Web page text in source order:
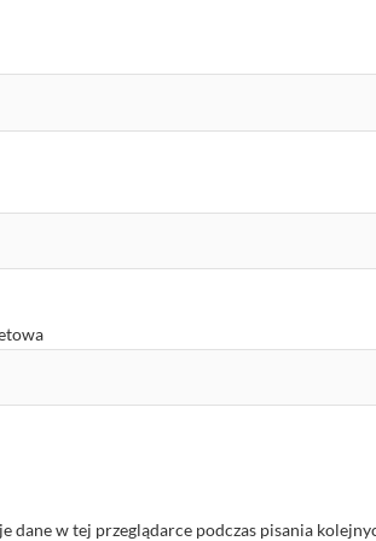
dane w tej przeglądarce podczas pisania